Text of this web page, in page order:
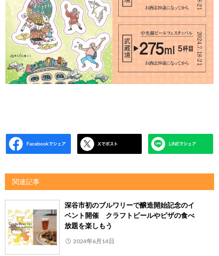
関連記事
深谷市初のブルワリーで醸造開始記念のイ
ベント開催 クラフトビールやピザの食べ
放題を楽しもう
2024年6月14日